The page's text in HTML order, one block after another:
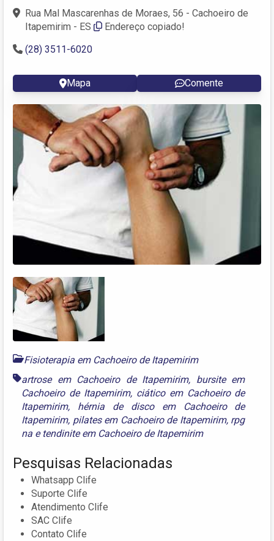
Rua Mal Mascarenhas de Moraes, 56 - Cachoeiro de
Itapemirim - ES
Endereço copiado!
(28) 3511-6020
Mapa Comente
Fisioterapia em Cachoeiro de Itapemirim
artrose em Cachoeiro de Itapemirim, bursite em
Cachoeiro de Itapemirim, ciático em Cachoeiro de
Itapemirim, hérnia de disco em Cachoeiro de
Itapemirim, pilates em Cachoeiro de Itapemirim, rpg
na e tendinite em Cachoeiro de Itapemirim
Pesquisas Relacionadas
Whatsapp Clife
Suporte Clife
Atendimento Clife
SAC Clife
Contato Clife